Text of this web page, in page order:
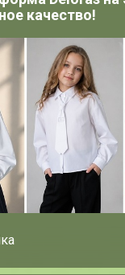
EMPIRE™ Funny toys™
Grand Caratt™
LINE™ Hasbro™
LANCER™
MARVEL™ Me to
БУКВА-ЛЕНД™
Дарите Счастье™
Добропаровъ™
медведь™
Пижон™
Школа талантов™
качество!